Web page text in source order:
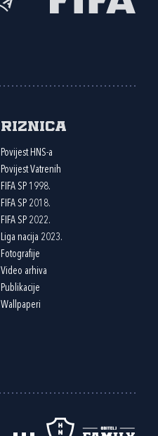
Riznica
Povijest HNS-a
Povijest Vatrenih
FIFA SP 1998.
FIFA SP 2018.
FIFA SP 2022.
Liga nacija 2023.
Fotografije
Video arhiva
Publikacije
Wallpaperi